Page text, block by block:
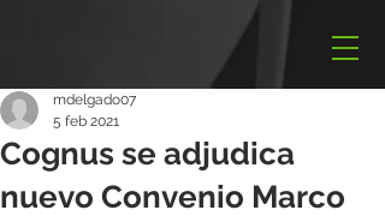
Cognus se adjudica
nuevo Convenio Marco
mdelgado07
5 feb 2021